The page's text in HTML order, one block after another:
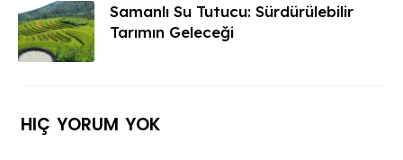
Samanlı Su Tutucu: Sürdürülebilir
Tarımın Geleceği
HIÇ YORUM YOK